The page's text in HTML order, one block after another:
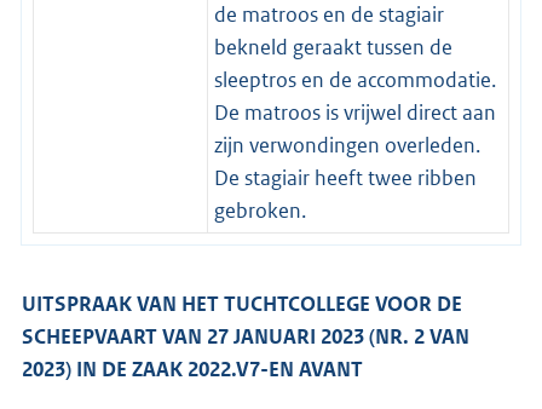
de matroos en de stagiair
bekneld geraakt tussen de
sleeptros en de accommodatie.
De matroos is vrijwel direct aan
zijn verwondingen overleden.
De stagiair heeft twee ribben
gebroken.
UITSPRAAK VAN HET TUCHTCOLLEGE VOOR DE
SCHEEPVAART VAN 27 JANUARI 2023 (NR. 2 VAN
2023) IN DE ZAAK 2022.V7-EN AVANT